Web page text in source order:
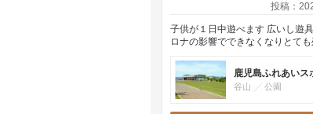
投稿：
子供が１日中遊べます 広いし遊
ロナの影響でできなくなりとて
鹿児島ふれあいス
谷山 公園